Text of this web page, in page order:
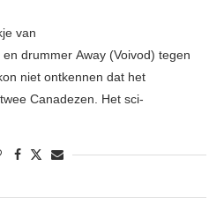
van
drummer Away (Voivod) tegen
niet ontkennen dat het
Canadezen. Het sci-